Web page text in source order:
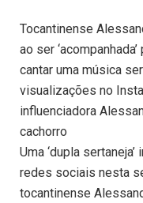
Tocantinense
ao ser
cantar uma música
visualizações no
influenciadora
cachorro
Uma ‘dupla
redes sociais nesta
tocantinense